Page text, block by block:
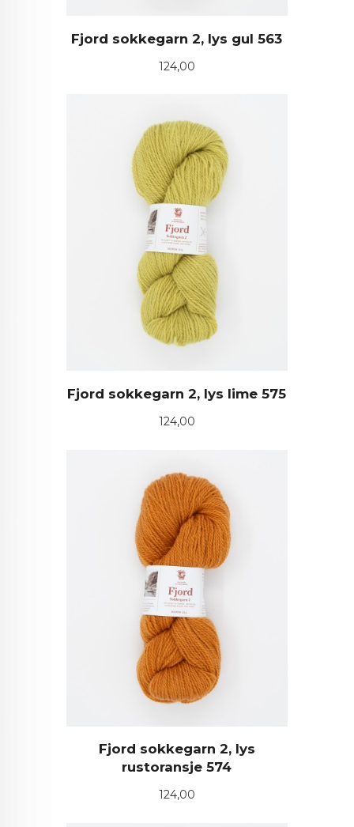
Fjord sokkegarn 2, lys gul 563
Pris
124,00
Fjord sokkegarn 2, lys lime 575
Pris
124,00
Fjord sokkegarn 2, lys
rustoransje 574
Pris
124,00